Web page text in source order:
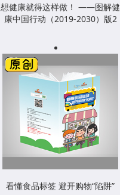
想健康就得这样做！ ——图解健
康中国行动（2019-2030）版2
看懂食品标签 避开购物“陷阱”